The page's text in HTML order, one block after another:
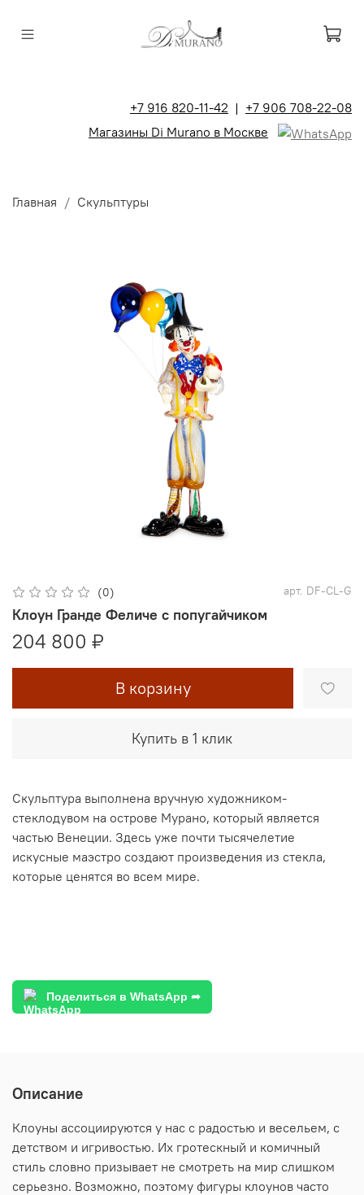
+7 916 820-11-42 | +7 906 708-22-08
Магазины Di Murano в Москве
Главная Скульптуры
(0) арт. DF-CL-G
Клоун Гранде Феличе с попугайчиком
204 800 ₽
В корзину
Купить в 1 клик
Скульптура выполнена вручную художником-
стеклодувом на острове Мурано, который является
частью Венеции. Здесь уже почти тысячелетие
искусные маэстро создают произведения из стекла,
которые ценятся во всем мире.
Поделиться в WhatsApp ➦
Описание
Клоуны ассоциируются у нас с радостью и весельем, с
детством и игривостью. Их гротескный и комичный
стиль словно призывает не смотреть на мир слишком
серьезно. Возможно, поэтому фигуры клоунов часто